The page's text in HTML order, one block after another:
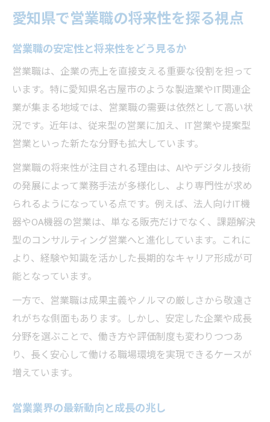
IT営業と一般営業の違いを徹底解説
営業とIT営業の仕事内容の違いに注目
営業職がIT分野で求められる理由
営業経験がIT営業で活かせる場面
IT営業ならではの提案方法を解説
営業スキルの新しい活かし方を考える
成長分野を志すならIT営業が有利な理由
営業職でIT業界が選ばれる背景
営業がIT業界で伸びる理由とは
営業力を活かせる成長分野の特徴
IT営業がもたらすキャリアの可能性
営業からIT営業へ転身するメリット
営業職不人気の背景と安定企業の選び方
営業職が敬遠される主な要因とは
営業のマイナス面を理解した職場選び
営業不人気を逆手に取る企業選び術
営業職で安定を得るための考え方
営業職のストレスを減らす会社選び
名古屋で安定を目指す営業転職のヒント
営業転職で重視すべき条件とは何か
愛知県で営業職の将来性を探る視点
営業職の安定性と将来性をどう見るか
営業職は、企業の売上を直接支える重要な役割を担って
います。特に愛知県名古屋市のような製造業やIT関連企
業が集まる地域では、営業職の需要は依然として高い状
況です。近年は、従来型の営業に加え、IT営業や提案型
営業といった新たな分野も拡大しています。
営業職の将来性が注目される理由は、AIやデジタル技術
の発展によって業務手法が多様化し、より専門性が求め
られるようになっている点です。例えば、法人向けIT機
器やOA機器の営業は、単なる販売だけでなく、課題解決
型のコンサルティング営業へと進化しています。これに
より、経験や知識を活かした長期的なキャリア形成が可
能となっています。
一方で、営業職は成果主義やノルマの厳しさから敬遠さ
れがちな側面もあります。しかし、安定した企業や成長
分野を選ぶことで、働き方や評価制度も変わりつつあ
り、長く安心して働ける職場環境を実現できるケースが
増えています。
営業業界の最新動向と成長の兆し